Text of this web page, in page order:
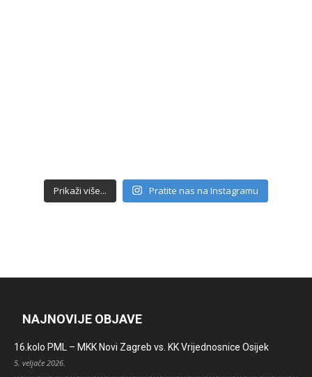
Prikaži više... Pratite nas na Instagramu
NAJNOVIJE OBJAVE
16.kolo PML – MKK Novi Zagreb vs. KK Vrijednosnice Osijek
5. veljače 2026.